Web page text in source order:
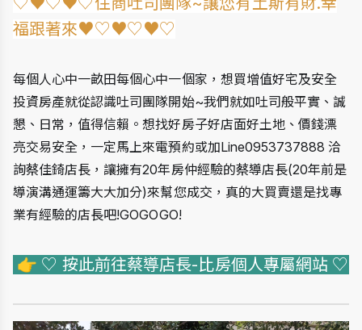
福跟著來♥♡♥♡♥♡
每個人心中一畝田每個心中一個家，想買增值好宅及安全
投資房產就從認識吐司團隊開始~我們就如吐司般平實、誠
懇、日常，值得信賴。想找好房子好店面好土地、價錢漂
亮交易安全，一定馬上來電預約或加Line0953737888 洽
詢蔡佳錡店長，讓擁有20年房仲經驗的蔡導店長(20年前是
導演溝通運籌大大加分)來幫您成交，真的大買賣還是找專
業有經驗的店長吧!GOGOGO!
👉